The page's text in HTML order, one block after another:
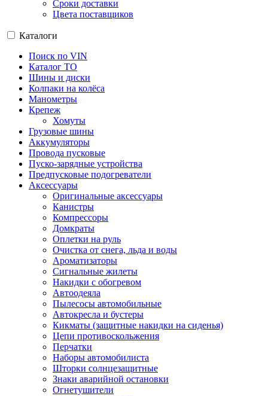
Сроки доставки
Цвета поставщиков
Каталоги
Поиск по VIN
Каталог ТО
Шины и диски
Колпаки на колёса
Манометры
Крепеж
Хомуты
Грузовые шины
Аккумуляторы
Провода пусковые
Пуско-зарядные устройства
Предпусковые подогреватели
Аксессуары
Оригинальные аксессуары
Канистры
Компрессоры
Домкраты
Оплетки на руль
Очистка от снега, льда и воды
Ароматизаторы
Сигнальные жилеты
Накидки с обогревом
Автоодеяла
Пылесосы автомобильные
Автокресла и бустеры
Кикматы (защитные накидки на сиденья)
Цепи противоскольжения
Перчатки
Наборы автомобилиста
Шторки солнцезащитные
Знаки аварийной остановки
Огнетушители